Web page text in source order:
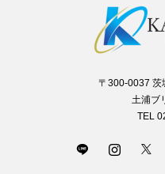
〒300-0037 茨
土浦ブ
TEL